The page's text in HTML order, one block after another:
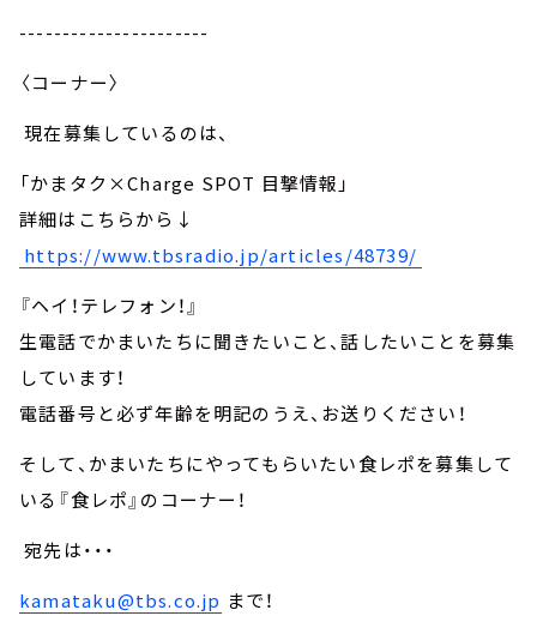
----------------------
〈コーナー〉
現在募集しているのは、
「かまタク×Charge SPOT 目撃情報」
詳細はこちらから↓
https://www.tbsradio.jp/articles/48739/
『ヘイ！テレフォン！』
生電話でかまいたちに聞きたいこと、話したいことを募集
しています！
電話番号と必ず年齢を明記のうえ、お送りください！
そして、かまいたちにやってもらいたい食レポを募集して
いる『食レポ』のコーナー！
宛先は・・・
kamataku@tbs.co.jp まで！